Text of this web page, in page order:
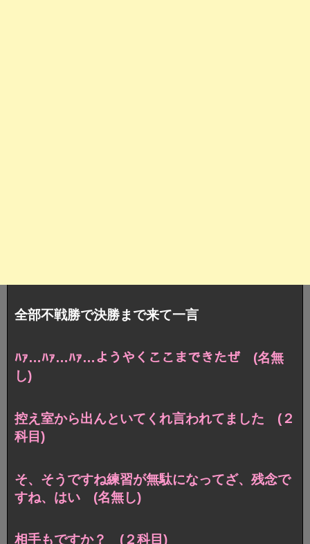
全部不戦勝で決勝まで来て一言
ﾊｧ…ﾊｧ…ﾊｧ…ようやくここまできたぜ (名無
し)
控え室から出んといてくれ言われてました (２
科目)
そ、そうですね練習が無駄になってざ、残念で
すね、はい (名無し)
相手もですか？ (２科目)